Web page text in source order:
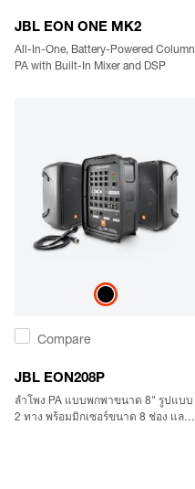
JBL EON ONE MK2
All-In-One, Battery-Powered Column
PA with Built-In Mixer and DSP
Compare
JBL EON208P
ลำโพง PA แบบพกพาขนาด 8" รูปแบบ
2 ทาง พร้อมมิกเซอร์ขนาด 8 ช่อง และมี